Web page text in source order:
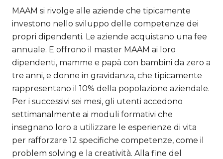
MAAM si rivolge alle aziende che tipicamente
investono nello sviluppo delle competenze dei
propri dipendenti. Le aziende acquistano una fee
annuale. E offrono il master MAAM ai loro
dipendenti, mamme e papà con bambini da zero a
tre anni, e donne in gravidanza, che tipicamente
rappresentano il 10% della popolazione aziendale.
Per i successivi sei mesi, gli utenti accedono
settimanalmente ai moduli formativi che
insegnano loro a utilizzare le esperienze di vita
per rafforzare 12 specifiche competenze, come il
problem solving e la creatività. Alla fine del